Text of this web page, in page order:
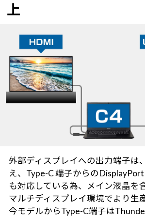
上
外部ディスプレイへの出力端子は
え、Type-C 端子からの
も対応している為、メイン液晶を
マルチディスプレイ環境でより生
今モデルからType-C端子は